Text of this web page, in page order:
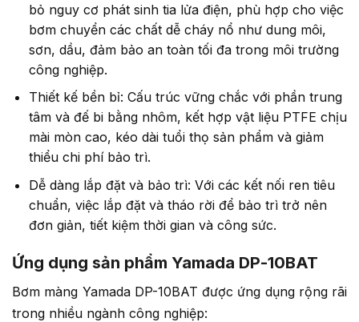
bỏ nguy cơ phát sinh tia lửa điện, phù hợp cho việc
bơm chuyển các chất dễ cháy nổ như dung môi,
sơn, dầu, đảm bảo an toàn tối đa trong môi trường
công nghiệp.
Thiết kế bền bỉ: Cấu trúc vững chắc với phần trung
tâm và đế bi bằng nhôm, kết hợp vật liệu PTFE chịu
mài mòn cao, kéo dài tuổi thọ sản phẩm và giảm
thiểu chi phí bảo trì.
Dễ dàng lắp đặt và bảo trì: Với các kết nối ren tiêu
chuẩn, việc lắp đặt và tháo rời để bảo trì trở nên
đơn giản, tiết kiệm thời gian và công sức.
Ứng dụng sản phẩm Yamada DP-10BAT
Bơm màng Yamada DP-10BAT được ứng dụng rộng rãi
trong nhiều ngành công nghiệp: